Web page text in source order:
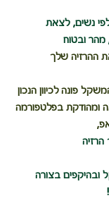
נשים, לצאת
ובטוח
פונה לכיוון הנכון
ומהודקת בפלטפורמה
ובהיקפים בצורה